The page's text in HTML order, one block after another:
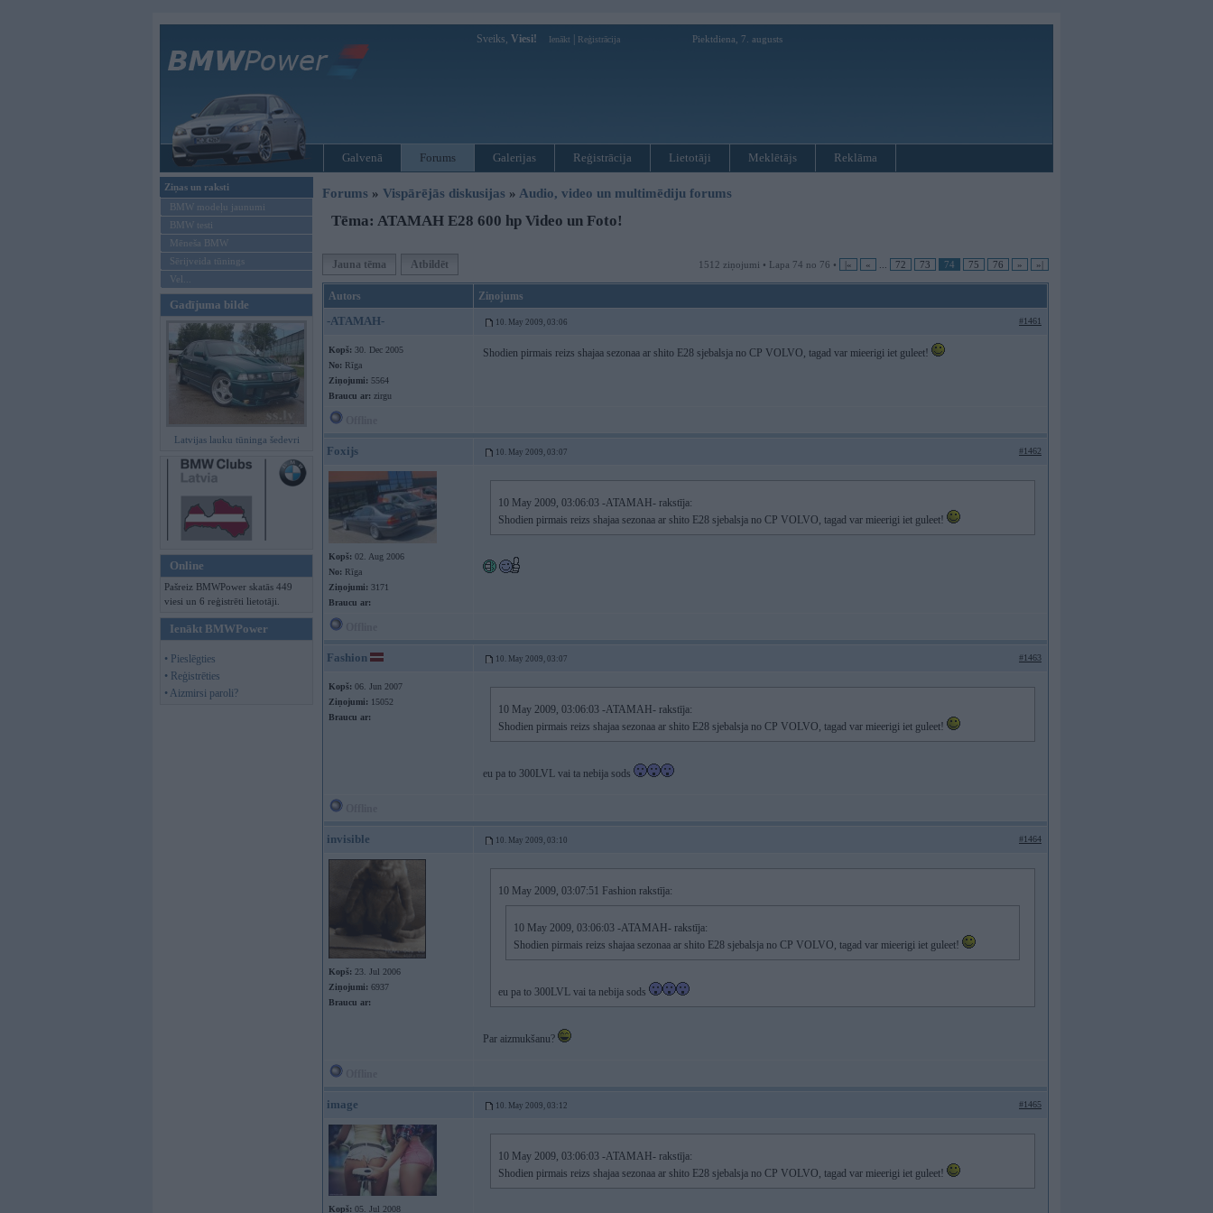
Sveiks, Viesi! Ienākt Reģistrācija Piektdiena, 7. augusts
Galvenā Forums Galerijas Reģistrācija Lietotāji Meklētājs Reklāma
Ziņas un raksti
BMW modeļu jaunumi
BMW testi
Mēneša BMW
Sērijveida tūnings
Vel...
Gadījuma bilde
Latvijas lauku tūninga šedevri
Online
Pašreiz BMWPower skatās 449
viesi un 6 reģistrēti lietotāji.
Ienākt BMWPower
• Pieslēgties
• Reģistrēties
• Aizmirsi paroli?
Forums » Vispārējās diskusijas » Audio, video un multimēdiju forums
Tēma: ATAMAH E28 600 hp Video un Foto!
Jauna tēma Atbildēt 1512 ziņojumi • Lapa 74 no 76 • |« « 72 73 74 75 76 » »|
Autors Ziņojums
-ATAMAH- 10. May 2009, 03:06 #1461
Kopš: 30. Dec 2005
No: Rīga
Ziņojumi: 5564
Braucu ar: zirgu
Shodien pirmais reizs shajaa sezonaa ar shito E28 sjebalsja no CP VOLVO, tagad var mieerigi iet guleet!
Foxijs 10. May 2009, 03:07 #1462
Kopš: 02. Aug 2006
No: Rīga
Ziņojumi: 3171
Braucu ar:
10 May 2009, 03:06:03 -ATAMAH- rakstīja:
Shodien pirmais reizs shajaa sezonaa ar shito E28 sjebalsja no CP VOLVO, tagad var mieerigi iet guleet!
Fashion 10. May 2009, 03:07 #1463
Kopš: 06. Jun 2007
Ziņojumi: 15052
Braucu ar:
10 May 2009, 03:06:03 -ATAMAH- rakstīja:
Shodien pirmais reizs shajaa sezonaa ar shito E28 sjebalsja no CP VOLVO, tagad var mieerigi iet guleet!
eu pa to 300LVL vai ta nebija sods
invisible 10. May 2009, 03:10 #1464
Kopš: 23. Jul 2006
Ziņojumi: 6937
Braucu ar:
10 May 2009, 03:07:51 Fashion rakstīja:
10 May 2009, 03:06:03 -ATAMAH- rakstīja:
Shodien pirmais reizs shajaa sezonaa ar shito E28 sjebalsja no CP VOLVO, tagad var mieerigi iet guleet!
eu pa to 300LVL vai ta nebija sods
Par aizmukšanu?
image 10. May 2009, 03:12 #1465
Kopš: 05. Jul 2008
10 May 2009, 03:06:03 -ATAMAH- rakstīja:
Shodien pirmais reizs shajaa sezonaa ar shito E28 sjebalsja no CP VOLVO, tagad var mieerigi iet guleet!